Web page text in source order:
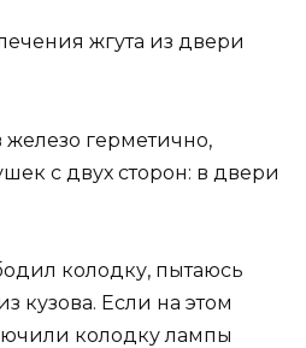
жгута из двери
железо герметично,
с двух сторон: в двери
колодку, пытаюсь
кузова. Если на этом
колодку лампы